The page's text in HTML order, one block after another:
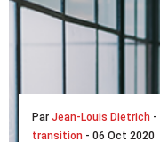
Par Jean-Louis Dietrich -
transition - 06 Oct 2020